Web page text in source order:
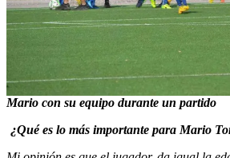
Mario con su equipo durante un partido
¿Qué es lo más importante para Mario